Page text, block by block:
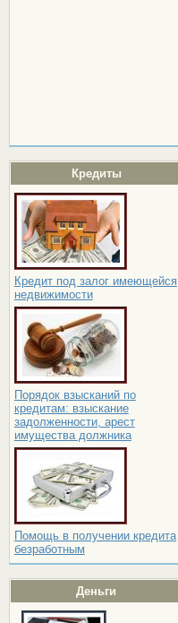
Кредиты
Кредит под залог имеющейся
недвижимости
Порядок взысканий по
кредитам: взыскание
задолженности, арест
имущества должника
Помощь в получении кредита
безработным
Деньги